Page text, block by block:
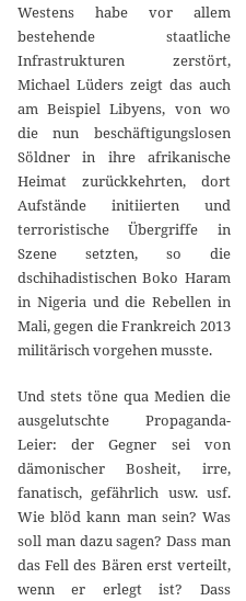
Westens habe vor allem
bestehende staatliche
Infrastrukturen zerstört,
Michael Lüders zeigt das auch
am Beispiel Libyens, von wo
die nun beschäftigungslosen
Söldner in ihre afrikanische
Heimat zurückkehrten, dort
Aufstände initiierten und
terroristische Übergriffe in
Szene setzten, so die
dschihadistischen Boko Haram
in Nigeria und die Rebellen in
Mali, gegen die Frankreich 2013
militärisch vorgehen musste.
Und stets töne qua Medien die
ausgelutschte Propaganda-
Leier: der Gegner sei von
dämonischer Bosheit, irre,
fanatisch, gefährlich usw. usf.
Wie blöd kann man sein? Was
soll man dazu sagen? Dass man
das Fell des Bären erst verteilt,
wenn er erlegt ist? Dass